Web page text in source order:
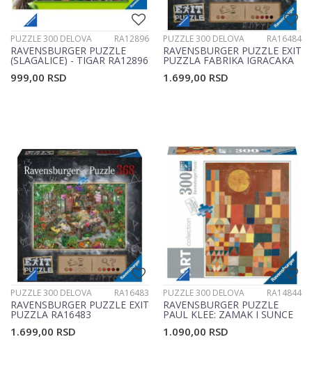
PUZZLE 300 DELOVA RA12896
RAVENSBURGER PUZZLE
(SLAGALICE) - TIGAR RA12896
999,00 RSD
PUZZLE 300 DELOVA RA16484
RAVENSBURGER PUZZLE EXIT
PUZZLA FABRIKA IGRACAKA
1.699,00 RSD
PUZZLE 300 DELOVA RA16483
RAVENSBURGER PUZZLE EXIT
PUZZLA RA16483
1.699,00 RSD
PUZZLE 300 DELOVA RA14844
RAVENSBURGER PUZZLE
PAUL KLEE: ZAMAK I SUNCE
1.090,00 RSD